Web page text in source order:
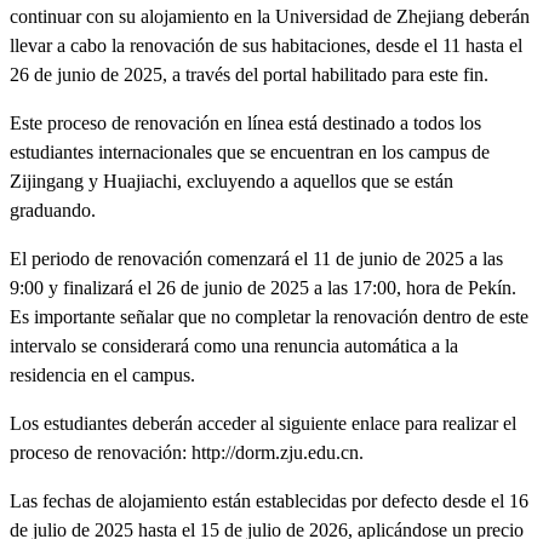
continuar con su alojamiento en la Universidad de Zhejiang deberán
llevar a cabo la renovación de sus habitaciones, desde el 11 hasta el
26 de junio de 2025, a través del portal habilitado para este fin.
Este proceso de renovación en línea está destinado a todos los
estudiantes internacionales que se encuentran en los campus de
Zijingang y Huajiachi, excluyendo a aquellos que se están
graduando.
El periodo de renovación comenzará el 11 de junio de 2025 a las
9:00 y finalizará el 26 de junio de 2025 a las 17:00, hora de Pekín.
Es importante señalar que no completar la renovación dentro de este
intervalo se considerará como una renuncia automática a la
residencia en el campus.
Los estudiantes deberán acceder al siguiente enlace para realizar el
proceso de renovación: http://dorm.zju.edu.cn.
Las fechas de alojamiento están establecidas por defecto desde el 16
de julio de 2025 hasta el 15 de julio de 2026, aplicándose un precio